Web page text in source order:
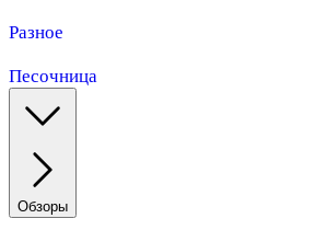
Разное
Песочница
Обзоры